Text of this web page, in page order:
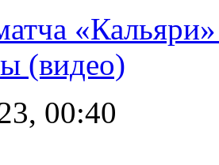
(видео)
00:40